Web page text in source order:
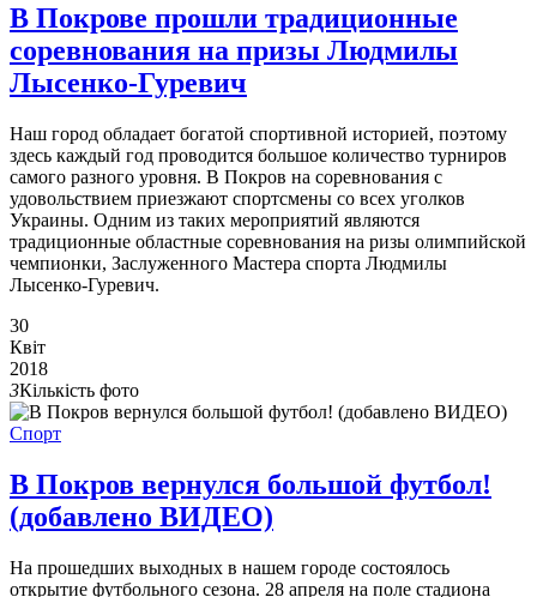
В Покрове прошли традиционные
соревнования на призы Людмилы
Лысенко-Гуревич
Наш город обладает богатой спортивной историей, поэтому
здесь каждый год проводится большое количество турниров
самого разного уровня. В Покров на соревнования с
удовольствием приезжают спортсмены со всех уголков
Украины. Одним из таких мероприятий являются
традиционные областные соревнования на ризы олимпийской
чемпионки, Заслуженного Мастера спорта Людмилы
Лысенко-Гуревич.
30
Квіт
2018
3Кількість фото
Спорт
В Покров вернулся большой футбол!
(добавлено ВИДЕО)
На прошедших выходных в нашем городе состоялось
открытие футбольного сезона. 28 апреля на поле стадиона